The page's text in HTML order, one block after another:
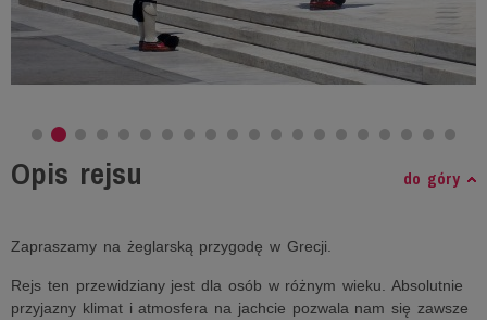
Opis rejsu do góry
Zapraszamy na żeglarską przygodę w Grecji.
Rejs ten przewidziany jest dla osób w różnym wieku. Absolutnie
przyjazny klimat i atmosfera na jachcie pozwala nam się zawsze